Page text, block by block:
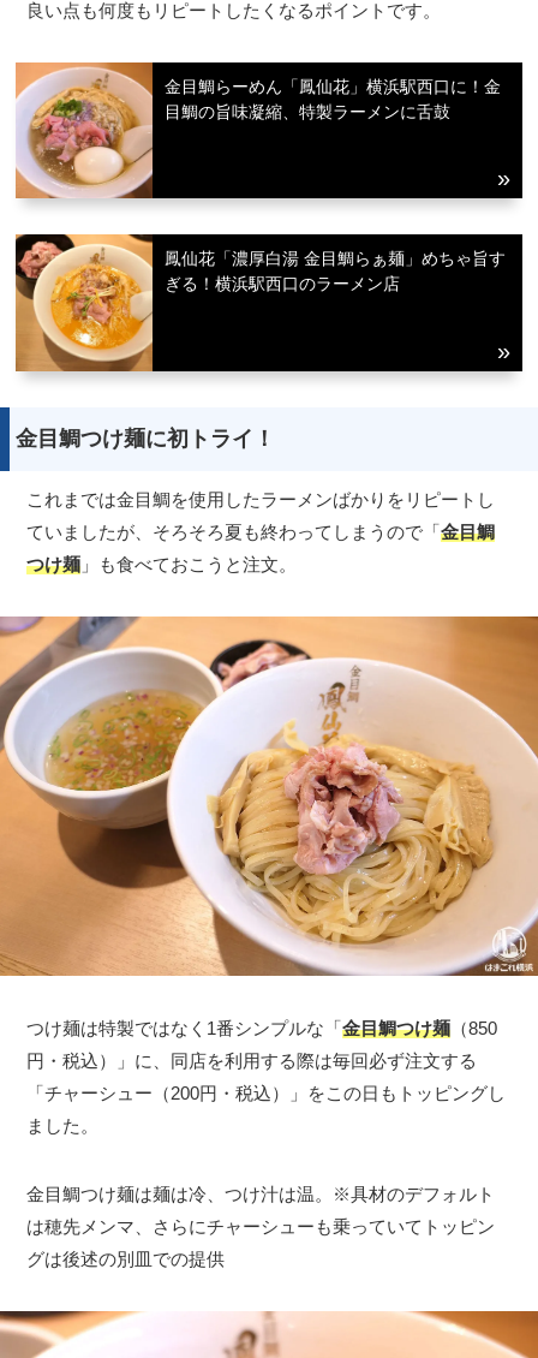
良い点も何度もリピートしたくなるポイントです。
金目鯛らーめん「鳳仙花」横浜駅西口に！金
目鯛の旨味凝縮、特製ラーメンに舌鼓
鳳仙花「濃厚白湯 金目鯛らぁ麺」めちゃ旨す
ぎる！横浜駅西口のラーメン店
金目鯛つけ麺に初トライ！
これまでは金目鯛を使用したラーメンばかりをリピートし
ていましたが、そろそろ夏も終わってしまうので「金目鯛
つけ麺 」も食べておこうと注文。
つけ麺は特製ではなく1番シンプルな「金目鯛つけ麺 （850
円・税込）」に、同店を利用する際は毎回必ず注文する
「チャーシュー（200円・税込）」をこの日もトッピングし
ました。
金目鯛つけ麺は麺は冷、つけ汁は温。※具材のデフォルト
は穂先メンマ、さらにチャーシューも乗っていてトッピン
グは後述の別皿での提供